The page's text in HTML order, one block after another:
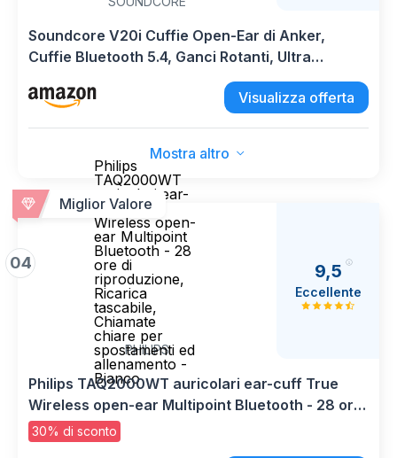
Soundcore V20i Cuffie Open-Ear di Anker,
Cuffie Bluetooth 5.4, Ganci Rotanti, Ultra
Confortevoli, vestibilità aderente, Bassi Potenti,
Chiamate Chiare, IP55, 36H di Visualizza offerta
Mostra altro
Miglior Valore
04
Philips
TAQ2000WT
auricolari ear-
cuff True
Wireless open-
ear Multipoint
Bluetooth - 28
ore di
riproduzione,
Ricarica
tascabile,
Chiamate
chiare per
spostamenti ed
allenamento -
Bianco
PHILIPS
9,5
Eccellente
Philips TAQ2000WT auricolari ear-cuff True
Wireless open-ear Multipoint Bluetooth - 28 ore
di riproduzione, Ricarica tascabile, Chiamate
chiare per spostamenti ed allenamento - Bianco
30% di sconto